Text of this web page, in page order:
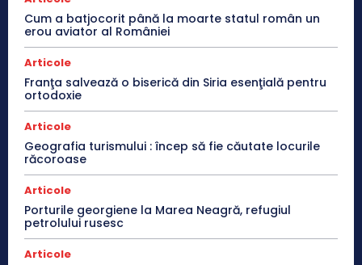
Cum a batjocorit până la moarte statul român un
erou aviator al României
Articole
Franţa salvează o biserică din Siria esenţială pentru
ortodoxie
Articole
Geografia turismului : încep să fie căutate locurile
răcoroase
Articole
Porturile georgiene la Marea Neagră, refugiul
petrolului rusesc
Articole